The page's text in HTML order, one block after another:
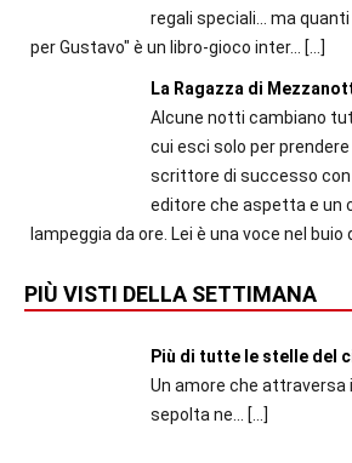
regali speciali... ma
per Gustavo" è un libro-gioco inter...
[…]
La Ragazza di
Alcune notti cambiano
cui esci solo per prendere
scrittore di successo con
editore che aspetta e un
lampeggia da ore. Lei è una voce nel buio di
PIÙ VISTI DELLA SETTIMANA
Più di tutte le stelle del
Un amore che attraversa
sepolta ne...
[…]